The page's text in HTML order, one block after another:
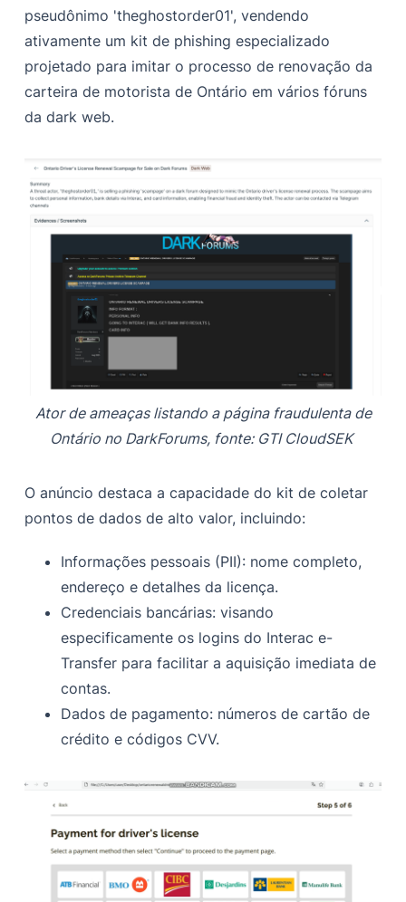
pseudônimo 'theghostorder01', vendendo
ativamente um kit de phishing especializado
projetado para imitar o processo de renovação da
carteira de motorista de Ontário em vários fóruns
da dark web.
Ator de ameaças listando a página fraudulenta de
Ontário no DarkForums, fonte: GTI CloudSEK
O anúncio destaca a capacidade do kit de coletar
pontos de dados de alto valor, incluindo:
Informações pessoais (PII): nome completo,
endereço e detalhes da licença.
Credenciais bancárias: visando
especificamente os logins do Interac e-
Transfer para facilitar a aquisição imediata de
contas.
Dados de pagamento: números de cartão de
crédito e códigos CVV.